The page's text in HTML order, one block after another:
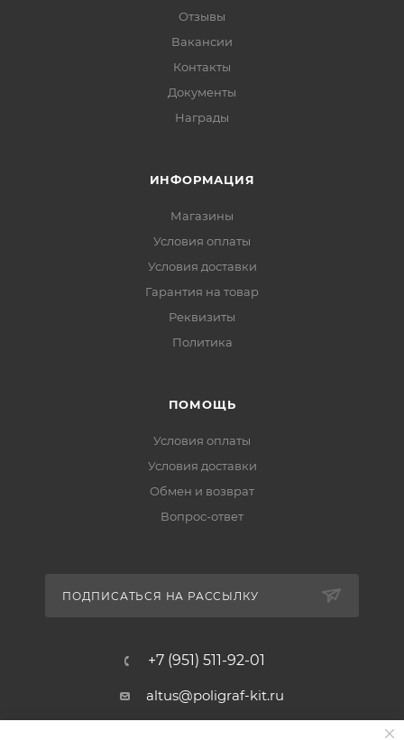
Отзывы
Вакансии
Контакты
Документы
Награды
ИНФОРМАЦИЯ
Магазины
Условия оплаты
Условия доставки
Гарантия на товар
Реквизиты
Политика
ПОМОЩЬ
Условия оплаты
Условия доставки
Обмен и возврат
Вопрос-ответ
ПОДПИСАТЬСЯ НА РАССЫЛКУ
+7 (951) 511-92-01
altus@poligraf-kit.ru